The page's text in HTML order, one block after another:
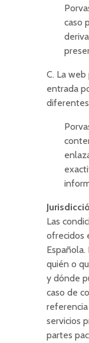
caso
C. La
entrada
Las
ofrecidos
quién o
y dónde
caso de
servicios
partes